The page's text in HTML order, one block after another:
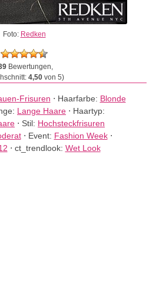
Foto: Redken
Bewertungen,
4,50von 5)
Frisuren ⋅ Haarfarbe: Blonde
Lange Haare ⋅ Haartyp:
⋅ Stil: Hochsteckfrisuren
⋅ Event: Fashion Week⋅
⋅ ct_trendlook: Wet Look